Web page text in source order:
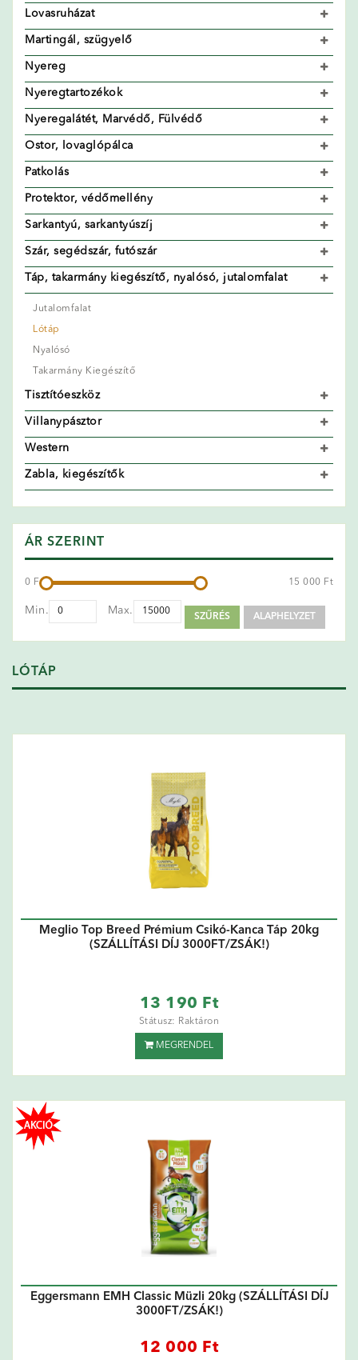
Lovasruházat
Martingál, szügyelő
Nyereg
Nyeregtartozékok
Nyeregalátét, Marvédő, Fülvédő
Ostor, lovaglópálca
Patkolás
Protektor, védőmellény
Sarkantyú, sarkantyúszíj
Szár, segédszár, futószár
Táp, takarmány kiegészítő, nyalósó, jutalomfalat
Jutalomfalat
Lótáp
Nyalósó
Takarmány Kiegészítő
Tisztítóeszköz
Villanypásztor
Western
Zabla, kiegészítők
ÁR SZERINT
0 Ft 15 000 Ft
Min. Max.
SZŰRÉS ALAPHELYZET
LÓTÁP
Meglio Top Breed Prémium Csikó-Kanca Táp 20kg
(SZÁLLÍTÁSI DÍJ 3000FT/ZSÁK!)
13 190 Ft
Státusz: Raktáron
MEGRENDEL
Eggersmann EMH Classic Müzli 20kg (SZÁLLÍTÁSI DÍJ
3000FT/ZSÁK!)
12 000 Ft